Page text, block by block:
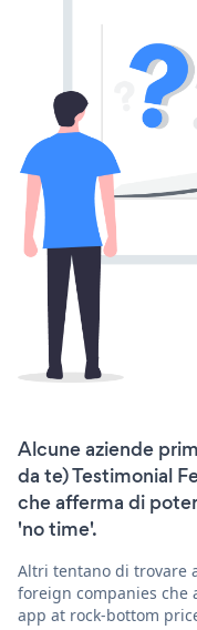
Alcune aziende
da te) Testimonial
che afferma di
'no time'.
Altri tentano di trovare
foreign companies che
app at rock-bottom